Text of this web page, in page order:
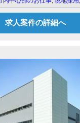
求人案件の詳細へ